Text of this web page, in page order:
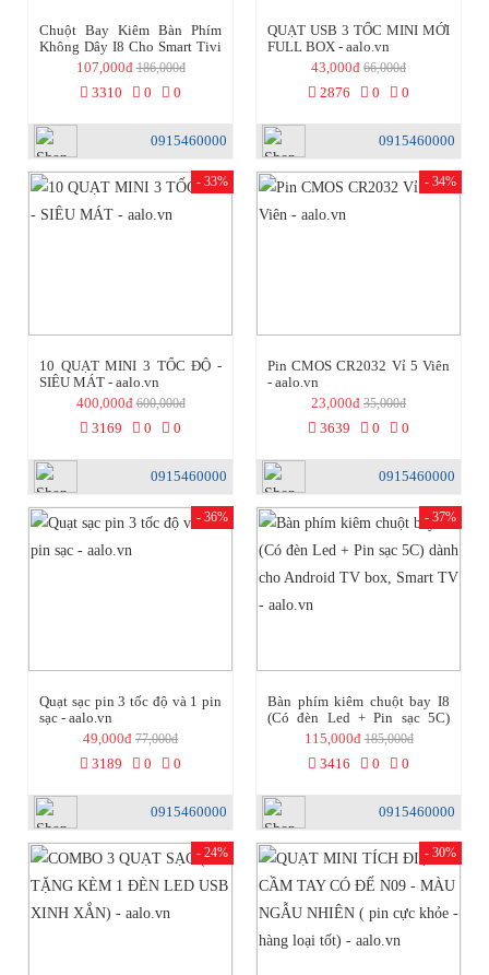
Chuột Bay Kiêm Bàn Phím
Không Dây I8 Cho Smart Tivi
& Android Box ( Có kèm pin
sạc 5C + Cáp sạc nhanh) -
aalo.vn
107,000đ186,000đ
3310 0 0
0915460000
QUẠT USB 3 TỐC MINI MỚI
FULL BOX - aalo.vn
43,000đ 66,000đ
2876 0 0
0915460000
- 33%
10 QUẠT MINI 3 TỐC ĐỘ -
SIÊU MÁT - aalo.vn
400,000đ600,000đ
3169 0 0
0915460000
- 34%
Pin CMOS CR2032 Vỉ 5 Viên
- aalo.vn
23,000đ 35,000đ
3639 0 0
0915460000
- 36%
Quạt sạc pin 3 tốc độ và 1 pin
sạc - aalo.vn
49,000đ 77,000đ
3189 0 0
0915460000
- 37%
Bàn phím kiêm chuột bay I8
(Có đèn Led + Pin sạc 5C)
dành cho Android TV box,
Smart TV - aalo.vn
115,000đ185,000đ
3416 0 0
0915460000
- 24% - 30%